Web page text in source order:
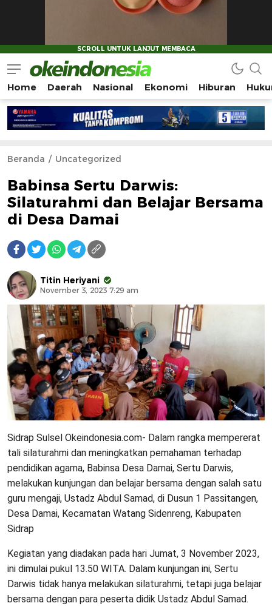
Okeindonesia.Online
Mengonlinekan Indonesia Secara Utuh
Home Daerah Nasional Ekonomi Hiburan
Beranda Uncategorized
Babinsa Sertu Darwis:
Silaturahmi dan Belajar Bersama
di Desa Damai
Titin Heriyani
November 3, 2023 7:29 am
Sidrap Sulsel Okeindonesia.com- Dalam rangka mempererat
tali silaturahmi dan meningkatkan pemahaman terhadap
pendidikan agama, Babinsa Desa Damai, Sertu Darwis,
melakukan kunjungan dan belajar bersama dengan salah satu
guru mengaji, Ustadz Abdul Samad, di Dusun 1 Passitangen,
Desa Damai, Kecamatan Watang Sidenreng, Kabupaten
Sidrap
Kegiatan yang diadakan pada hari Jumat, 3 November 2023,
ini dimulai pukul 13.50 WITA. Dalam kunjungan ini, Sertu
Darwis tidak hanya melakukan silaturahmi, tetapi juga belajar
bersama dengan para peserta didik Ustadz Abdul Samad.